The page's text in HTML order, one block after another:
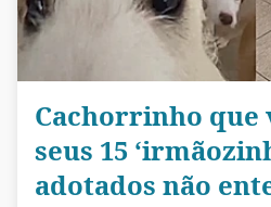
Cachorrinho que
seus 15
adotados não